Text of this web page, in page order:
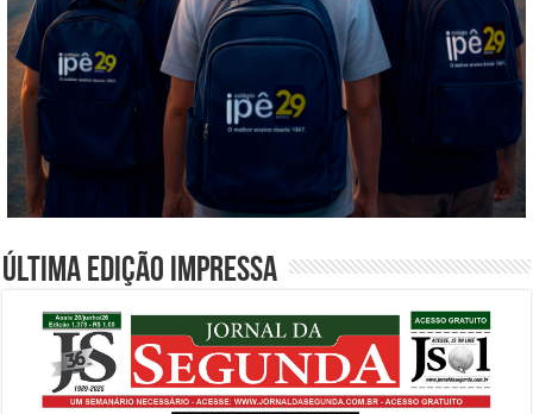
Última edição impressa